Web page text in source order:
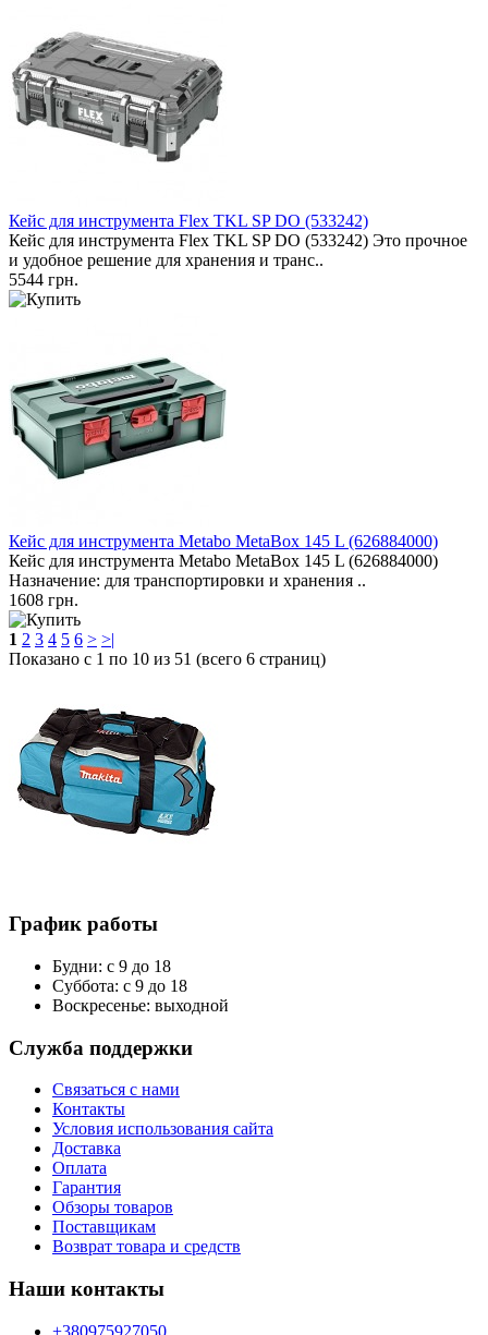
Кейс для инструмента Flex TKL SP DO (533242)
Кейс для инструмента Flex TKL SP DO (533242) Это прочное
и удобное решение для хранения и транс..
5544 грн.
Кейс для инструмента Metabo MetaBox 145 L (626884000)
Кейс для инструмента Metabo MetaBox 145 L (626884000)
Назначение: для транспортировки и хранения ..
1608 грн.
1 2 3 4 5 6 > >|
Показано с 1 по 10 из 51 (всего 6 страниц)
График работы
Будни: с 9 до 18
Суббота: с 9 до 18
Воскресенье: выходной
Служба поддержки
Связаться с нами
Контакты
Условия использования сайта
Доставка
Оплата
Гарантия
Обзоры товаров
Поставщикам
Возврат товара и средств
Наши контакты
+380975927050